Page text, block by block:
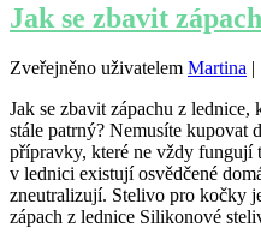
Jak se zbavit
Zveřejněno uživatelem Martina
Jak se zbavit zápachu z
stále patrný? Nemusíte kupovat
přípravky, které ne vždy fungují
v lednici existují osvědčené
zneutralizují. Stelivo pro kočky
zápach z lednice Silikonové